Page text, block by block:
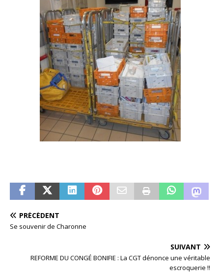
PRÉCÉDENT
Se souvenir de Charonne
SUIVANT
REFORME DU CONGÉ BONIFIE : La CGT dénonce une véritable
escroquerie !!